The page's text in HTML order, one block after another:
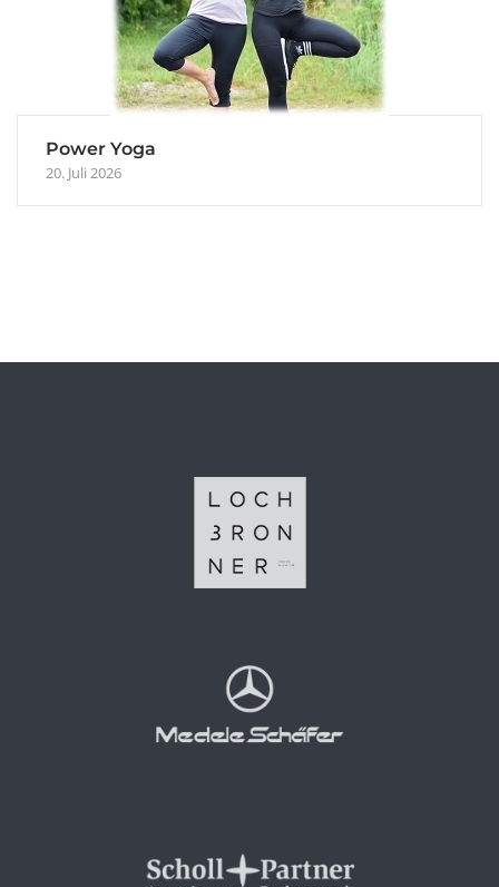
Power Yoga
20. Juli 2026